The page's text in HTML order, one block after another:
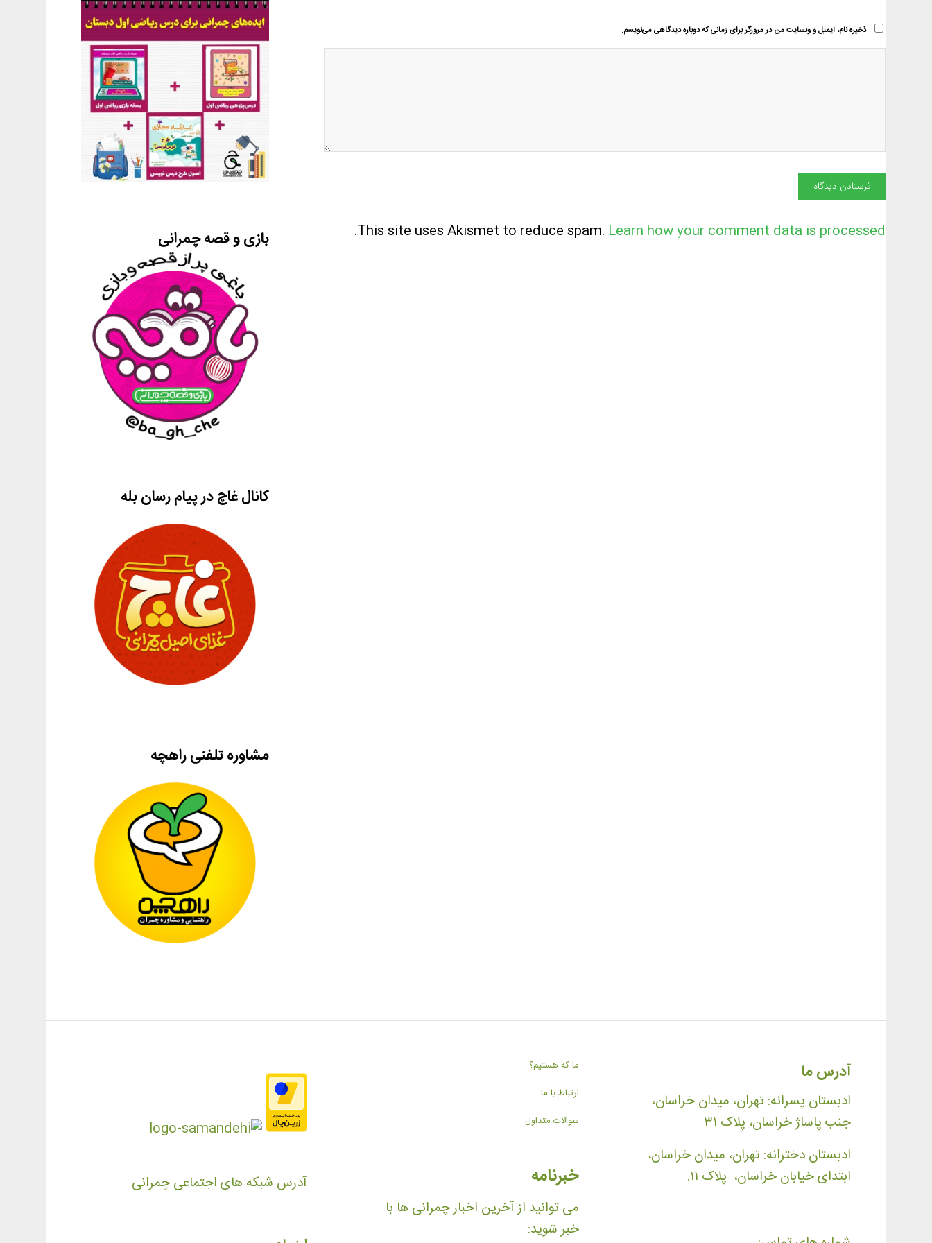
ذخیره نام، ایمیل و وبسایت من در مرورگر برای زمانی که دوباره دیدگاهی می‌نویسم.
This site uses Akismet to reduce spam. Learn how your comment data is processed
. بازی و قصه چمرانی
کانال غاچ در پیام رسان بله
مشاوره تلفنی راهچه
آدرس ما
ادبستان پسرانه: تهران، میدان خراسان،
جنب پاساژ خراسان، پلاک ۳۱
ادبستان دخترانه: تهران، میدان خراسان،
ابتدای خیابان خراسان، پلاک ۱۱.
ما که هستیم؟
ارتباط با ما
سوالات متداول
خبرنامه
می توانید از آخرین اخبار چمرانی ها با
خبر شوید:
آدرس شبکه های اجتماعی چمرانی